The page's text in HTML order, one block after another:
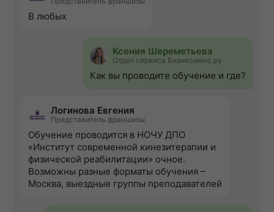
В любых
Ксения Шереметьева
Отдел сервиса Бизнесменс.ру
Как вы проводите обучение и где?
Логинова Евгения
Представитель франшизы
Обучение проводится в НОЧУ ДПО
«Институт современной кинезитерапии и
физической реабилитации» очное.
Возможны разные форматы обучения –
Москва, выездные группы преподавателей